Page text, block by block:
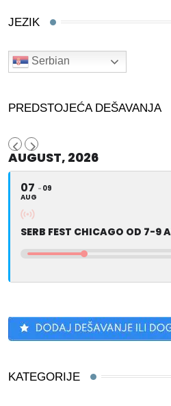
JEZIK
Serbian
PREDSTOJEĆA DEŠAVANJA
AUGUST, 2026
07
AUG
09
SERB FEST CHICAGO OD 7-9
KATEGORIJE